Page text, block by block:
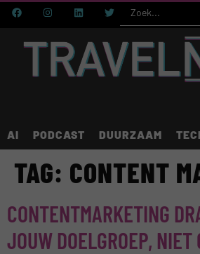
AI PODCAST DUURZAAM
TAG: CONTENT
CONTENTMARKETING
JOUW DOELGROEP, NIET